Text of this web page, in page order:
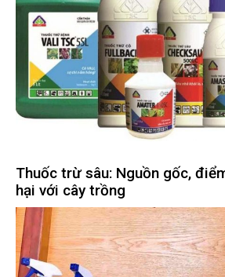
Thuốc trừ sâu: Nguồn gốc,
hại với cây trồng